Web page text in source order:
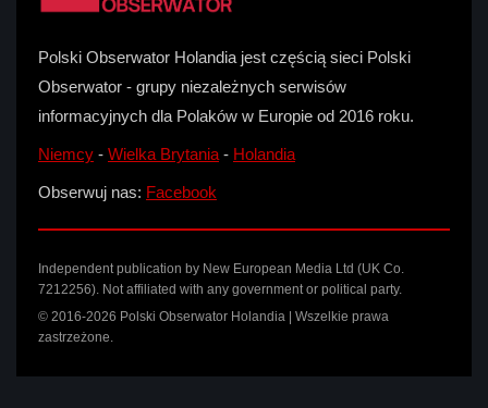
Polski Obserwator Holandia jest częścią sieci Polski
Obserwator - grupy niezależnych serwisów
informacyjnych dla Polaków w Europie od 2016 roku.
Niemcy - Wielka Brytania- Holandia
Obserwuj nas: Facebook
Independent publication by New European Media Ltd (UK Co.
7212256). Not affiliated with any government or political party.
© 2016-2026 Polski Obserwator Holandia | Wszelkie prawa
zastrzeżone.